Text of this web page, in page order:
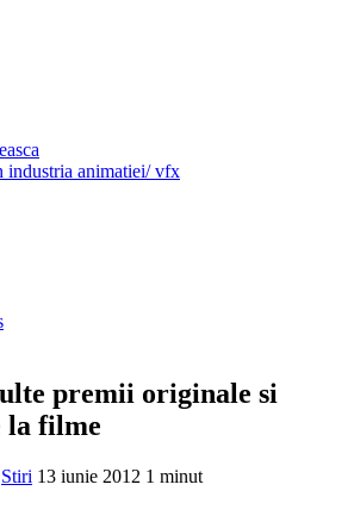
industria animatiei/ vfx
premii originale si
filme
Stiri 13 iunie 2012 1 minut